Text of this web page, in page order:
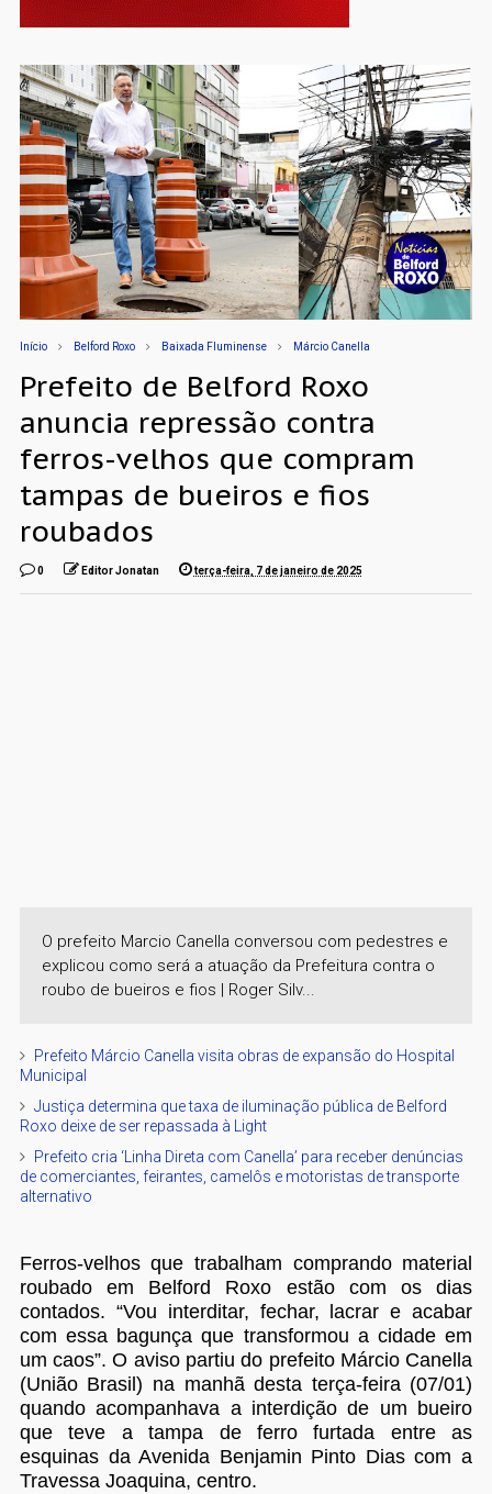
Início Belford Roxo Baixada Fluminense Márcio Canella
Prefeito de Belford Roxo
anuncia repressão contra
ferros-velhos que compram
tampas de bueiros e fios
roubados
0 Editor Jonatan terça-feira, 7 de janeiro de 2025
O prefeito Marcio Canella conversou com pedestres e
explicou como será a atuação da Prefeitura contra o
roubo de bueiros e fios | Roger Silv...
Prefeito Márcio Canella visita obras de expansão do Hospital
Municipal
Justiça determina que taxa de iluminação pública de Belford
Roxo deixe de ser repassada à Light
Prefeito cria ‘Linha Direta com Canella’ para receber denúncias
de comerciantes, feirantes, camelôs e motoristas de transporte
alternativo
Ferros-velhos que trabalham comprando material
roubado em Belford Roxo estão com os dias
contados. “Vou interditar, fechar, lacrar e acabar
com essa bagunça que transformou a cidade em
um caos”. O aviso partiu do prefeito Márcio Canella
(União Brasil) na manhã desta terça-feira (07/01)
quando acompanhava a interdição de um bueiro
que teve a tampa de ferro furtada entre as
esquinas da Avenida Benjamin Pinto Dias com a
Travessa Joaquina, centro.